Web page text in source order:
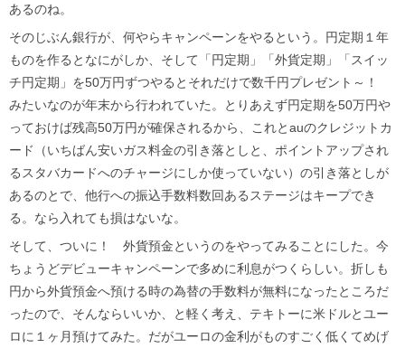
あるのね。
そのじぶん銀行が、何やらキャンペーンをやるという。円定期１年
ものを作るとなにがしか、そして「円定期」「外貨定期」「スイッ
チ円定期」を50万円ずつやるとそれだけで数千円プレゼント～！
みたいなのが年末から行われていた。とりあえず円定期を50万円や
っておけば残高50万円が確保されるから、これとauのクレジットカ
ード（いちばん安いガス料金の引き落としと、ポイントアップされ
るスタバカードへのチャージにしか使っていない）の引き落としが
あるのとで、他行への振込手数料数回あるステージはキープでき
る。なら入れても損はないな。
そして、ついに！ 外貨預金というのをやってみることにした。今
ちょうどデビューキャンペーンで多めに利息がつくらしい。折しも
円から外貨預金へ預ける時の為替の手数料が無料になったところだ
ったので、そんならいいか、と軽く考え、テキトーに米ドルとユー
ロに１ヶ月預けてみた。だがユーロの金利がものすごく低くてめげ